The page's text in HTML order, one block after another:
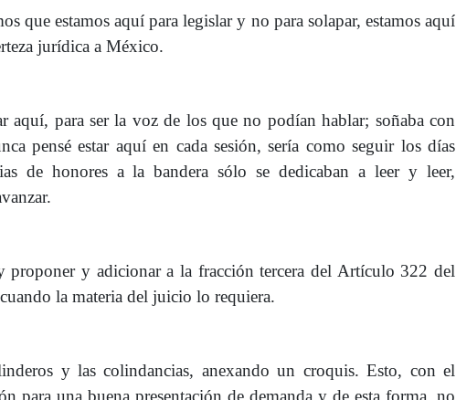
que estamos aquí para legislar y no para solapar, estamos aquí
jurídica a México.
aquí, para ser la voz de los que no podían hablar; soñaba con
pensé estar aquí en cada sesión, sería como seguir los días
de honores a la bandera sólo se dedicaban a leer y leer,
y adicionar a la fracción tercera del Artículo 322 del
la materia del juicio lo requiera.
y las colindancias, anexando un croquis. Esto, con el
para una buena presentación de demanda y de esta forma, no